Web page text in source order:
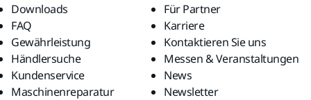
Downloads
FAQ
Gewährleistung
Händlersuche
Kundenservice
Maschinenreparatur
Für Partner
Karriere
Kontaktieren Sie uns
Messen & Veranstaltungen
News
Newsletter